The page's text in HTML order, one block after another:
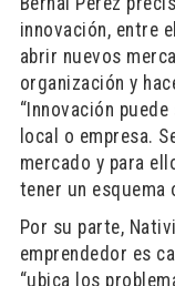
innovación, entre
abrir nuevos
organización y
“Innovación
local o empresa.
mercado y para
tener un esquema
Por su parte,
emprendedor es
“ubica los